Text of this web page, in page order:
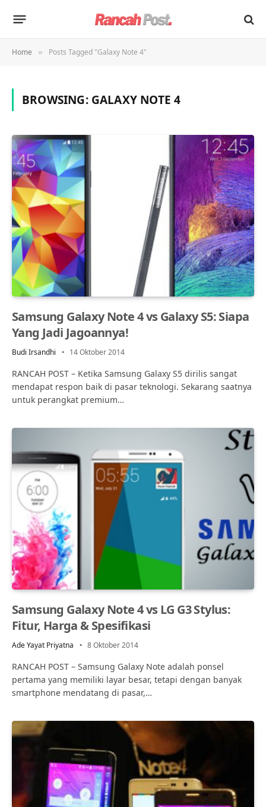
Home » Posts Tagged "Galaxy Note 4"
BROWSING: GALAXY NOTE 4
Samsung Galaxy Note 4 vs Galaxy S5: Siapa
Yang Jadi Jagoannya!
Budi Irsandhi 14 Oktober 2014
RANCAH POST – Ketika Samsung Galaxy S5 dirilis sangat
mendapat respon baik di pasar teknologi. Sekarang saatnya
untuk perangkat premium…
Samsung Galaxy Note 4 vs LG G3 Stylus:
Fitur, Harga & Spesifikasi
Ade Yayat Priyatna 8 Oktober 2014
RANCAH POST – Samsung Galaxy Note adalah ponsel
pertama yang memiliki layar besar, tetapi dengan banyak
smartphone mendatang di pasar,…